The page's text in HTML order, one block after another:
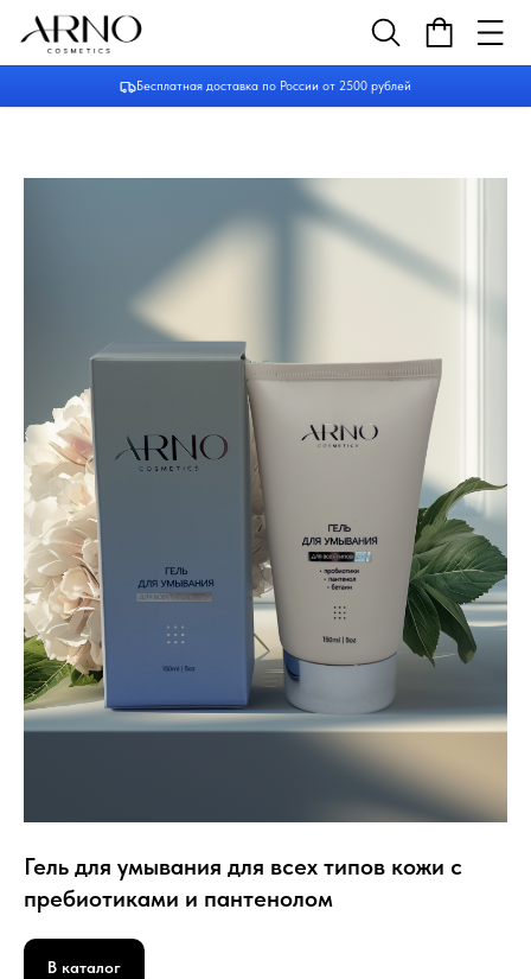
Бесплатная доставка по России от 2500 рублей
⁠Гель для умывания для всех типов кожи с
пребиотиками и пантенолом
В каталог